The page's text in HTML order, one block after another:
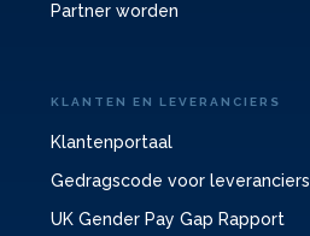
Partner worden
KLANTEN EN LEVERANCIERS
Klantenportaal
Gedragscode voor leveranciers
UK Gender Pay Gap Rapport